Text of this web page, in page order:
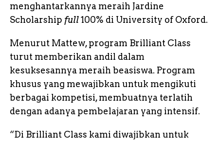
menghantarkannya meraih Jardine
Scholarship full100% di University of Oxford.
Menurut Mattew, program Brilliant Class
turut memberikan andil dalam
kesuksesannya meraih beasiswa. Program
khusus yang mewajibkan untuk mengikuti
berbagai kompetisi, membuatnya terlatih
dengan adanya pembelajaran yang intensif.
“Di Brilliant Class kami diwajibkan untuk